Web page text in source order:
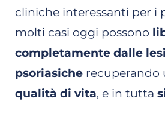
cliniche interessanti per i
molti casi oggi possono
completamente dalle
psoriasiche recuperando
qualità di vita, e in tutta